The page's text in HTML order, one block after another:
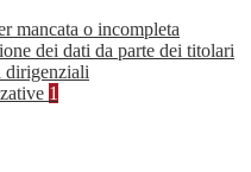
mancata o incompleta
dei dati da parte dei titolari
dirigenziali
1